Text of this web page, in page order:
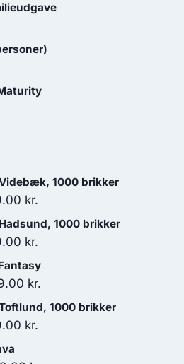
1000 brikker
kr..
kr.
aktuelle
119.00 kr..
1000 brikker
kr..
kr.
aktuelle
pris
119.00 kr..
kr..
kr.
aktuelle
1000 brikker
kr.